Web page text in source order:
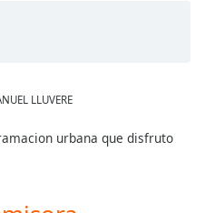
LLUVERE
urbana que disfruto